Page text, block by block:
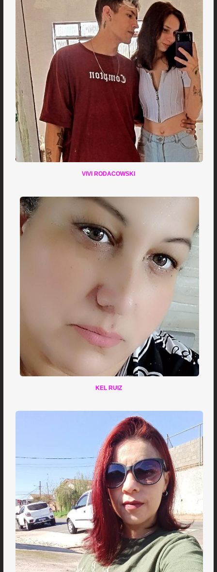
VIVI RODACOWSKI
KEL RUIZ